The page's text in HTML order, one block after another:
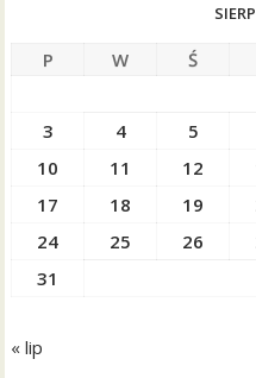
P W Ś
3
4 5
10
11 12
17
18 19
24
25 26
31
« lip